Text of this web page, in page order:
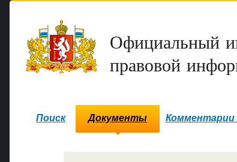
Официальный
правовой
Поиск Документы Комментарии